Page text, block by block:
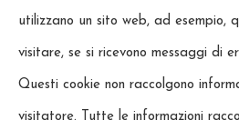
utilizzano un sito web, ad esempio,
visitare, se si ricevono messaggi di
Questi cookie non raccolgono
visitatore. Tutte le informazioni